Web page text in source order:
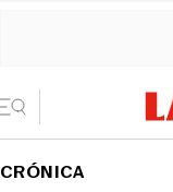
CRÓNICA